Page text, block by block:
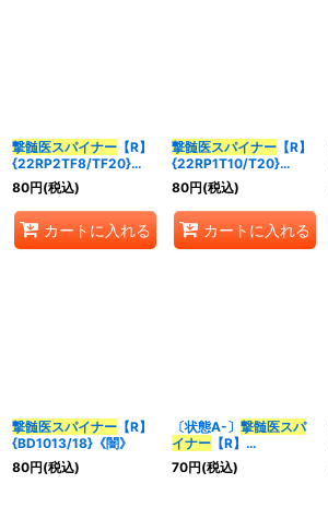
撃髄医スパイナー 【R】
{22RP2TF8/TF20}
《闇》
80円(税込)
カートに入れる
撃髄医スパイナー【R】
{22RP1T10/T20}
《闇》
80円(税込)
カートに入れる
撃髄医スパイナー 【R】
{BD1013/18}《闇》
80円(税込)
〔状態A-〕 撃髄医スパ
イナー【R】
{BD1013/18}《闇》
70円(税込)